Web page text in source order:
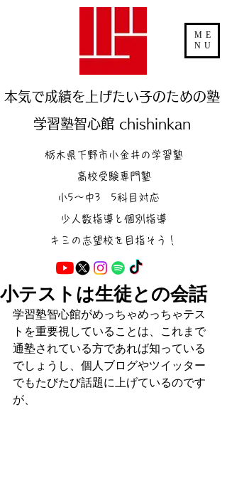
本気で成績を上げたい子のための塾
学習塾智心館 chishinkan
ME
NU
栃木県下野市小金井の学習塾
高校受験専門塾
小5～中3 5科目対応
少人数指導と個別指導
キミの志望校を目指そう！
小テストは生徒との会話
学習塾智心館がめっちゃめっちゃテス
トを重要視していることは、これまで
通塾されている方であれば知っている
でしょうし、個人ブログやツイッター
でもたびたび話題に上げているのです
が、